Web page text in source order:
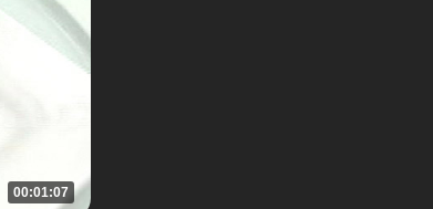
00:01:07